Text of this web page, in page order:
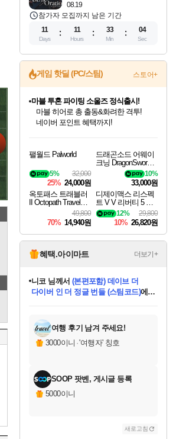
08.19
참가자 모집까지 남은 기간
11
Days
11
Hours
33
Min
03
Sec
게임 핫딜 (PC/스팀) 스토어+
최대 90% 할인가를 만나보세요!
네이버혜택과 함께 만나보세요!
50%할인&추가 적립까지!
마블 투혼 파이팅 소울즈 정식출시!
마블 히어로 총 출동&화려한 격투!
네이버 포인트 혜택까지!
이니&베니 혜택까지!
네이버 혜택가와 함께 예약하세요!
할인&네이버혜택으로 만나보세요!
네이버페이 혜택과 만나보세요!
40주년 프로모션으로 만나보세요!
할인가에 만나보세요!
일부 에디션 상시 할인!
혜택으로 예약 판매 중
편안하게 충전하세요
팰월드 Palworld
32,000
5%
25% 24,000원
드래곤소드 어웨이
크닝 DragonSword A
10%
33,000원
옥토패스 트래블러
II Octopath Traveler I
49,800
70% 14,940원
디제이맥스 리스펙
트 V V 리버티 5 팩
DJMAX RESPECT
V V Liberty 5 Pack D
29,800
12%
10% 26,820원
혜택.아이마트 더보기+
교환.
당첨되셨습니다.
니코님께서 (본편포함) 데이브 더
다이버 인 더 정글 번들 (스팀코드)에
당첨되셨습니다.
당첨되셨습니다.
당첨되셨습니다.
당첨되셨습니다.
당첨되셨습니다.
에디션 (스팀코드) 를 교환.
당첨되셨습니다.
여행 후기 남겨 주세요!
3000이니 ·'여행자' 칭호
SOOP 팟벤, 게시글 등록
5000이니
새로고침